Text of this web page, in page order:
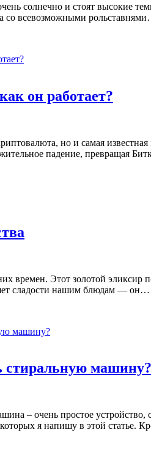
солнечно и стоят высокие
со всевозможными
он работает?
но и самая
падение, превращая
времен. Этот золотой
сладости нашим блюдам — он…
стиральную машину?
– очень простое
я напишу в этой статье.